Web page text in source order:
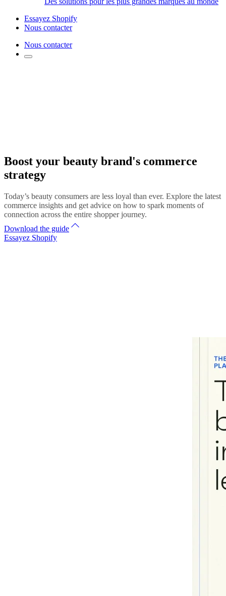
Essayez Shopify
Nous contacter
Nous contacter
Boost your beauty brand's commerce
strategy
Today’s beauty consumers are less loyal than ever. Explore the latest
commerce insights and get advice on how to spark moments of
connection across the entire shopper journey.
Download the guide
Essayez Shopify